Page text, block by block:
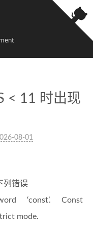
< 11 时出现
08-01
列错误
‘const’. Const
mode.